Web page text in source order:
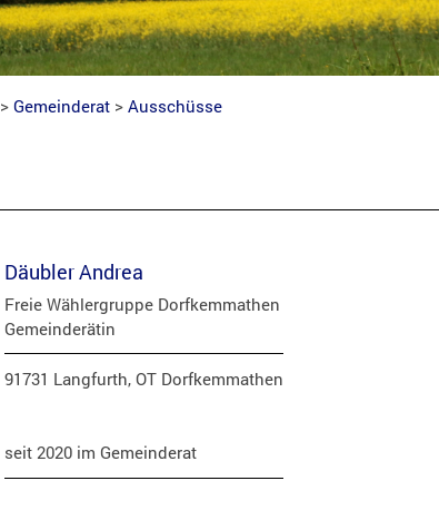
>Gemeinderat >Ausschüsse
Däubler Andrea
Freie Wählergruppe Dorfkemmathen
Gemeinderätin
91731 Langfurth, OT Dorfkemmathen
seit 2020 im Gemeinderat